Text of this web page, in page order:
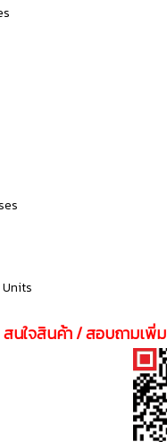
สนใจสินค้า / สอบถามเพิ่